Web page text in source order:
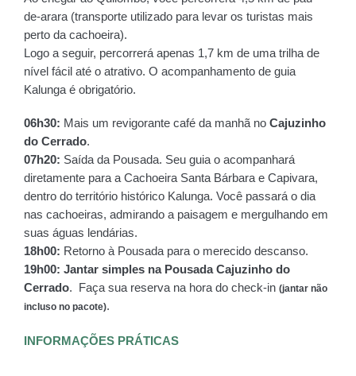
de-arara (transporte utilizado para levar os turistas mais
perto da cachoeira).
Logo a seguir, percorrerá apenas 1,7 km de uma trilha de
nível fácil até o atrativo. O acompanhamento de guia
Kalunga é obrigatório.
06h30: Mais um revigorante café da manhã no Cajuzinho
do Cerrado.
07h20: Saída da Pousada. Seu guia o acompanhará
diretamente para a Cachoeira Santa Bárbara e Capivara,
dentro do território histórico Kalunga. Você passará o dia
nas cachoeiras, admirando a paisagem e mergulhando em
suas águas lendárias.
18h00: Retorno à Pousada para o merecido descanso.
19h00: Jantar simples na Pousada Cajuzinho do
Cerrado.  Faça sua reserva na hora do check-in (jantar não
incluso no pacote).
INFORMAÇÕES PRÁTICAS